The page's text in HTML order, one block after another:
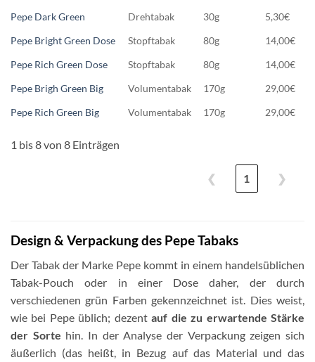
Pepe Dark Green
Drehtabak 30g
5,30€
Pepe Bright Green Dose
Stopftabak 80g
14,00€
Pepe Rich Green Dose
Stopftabak 80g
14,00€
Pepe Brigh Green Big
Volumentabak 170g
29,00€
Pepe Rich Green Big
Volumentabak 170g 29,00€
1 bis 8 von 8 Einträgen
❮ 1 ❯
Design & Verpackung des Pepe Tabaks
Der Tabak der Marke Pepe kommt in einem handelsüblichen
Tabak-Pouch oder in einer Dose daher, der durch
verschiedenen grün Farben gekennzeichnet ist. Dies weist,
wie bei Pepe üblich; dezentauf die zu erwartende Stärke
der Sorte hin. In der Analyse der Verpackung zeigen sich
äußerlich (das heißt, in Bezug auf das Material und das